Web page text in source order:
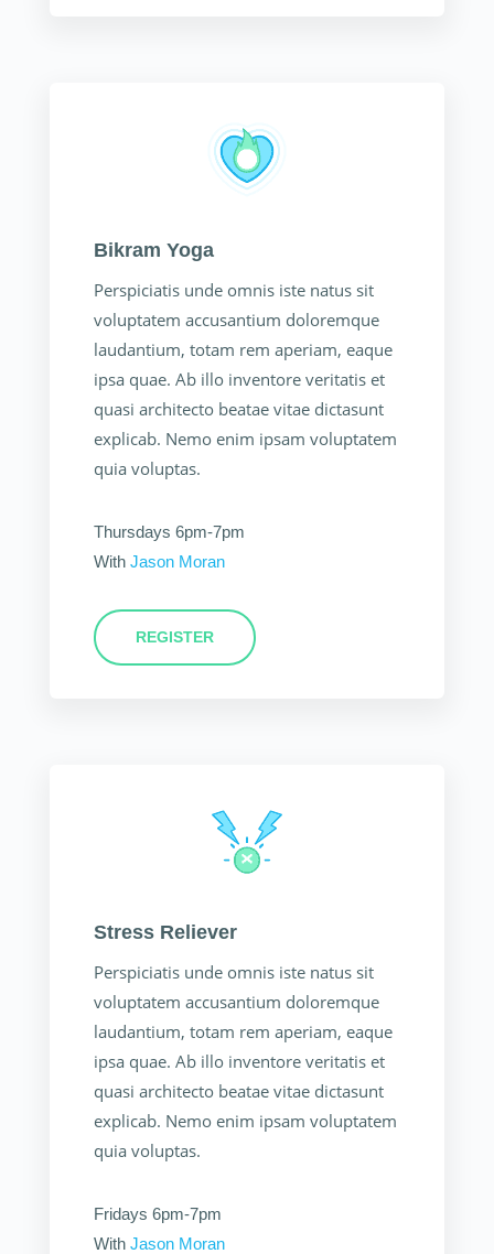
Bikram Yoga
Perspiciatis unde omnis iste natus sit
voluptatem accusantium doloremque
laudantium, totam rem aperiam, eaque
ipsa quae. Ab illo inventore veritatis et
quasi architecto beatae vitae dictasunt
explicab. Nemo enim ipsam voluptatem
quia voluptas.
Thursdays 6pm-7pm
With Jason Moran
REGISTER
Stress Reliever
Perspiciatis unde omnis iste natus sit
voluptatem accusantium doloremque
laudantium, totam rem aperiam, eaque
ipsa quae. Ab illo inventore veritatis et
quasi architecto beatae vitae dictasunt
explicab. Nemo enim ipsam voluptatem
quia voluptas.
Fridays 6pm-7pm
With Jason Moran